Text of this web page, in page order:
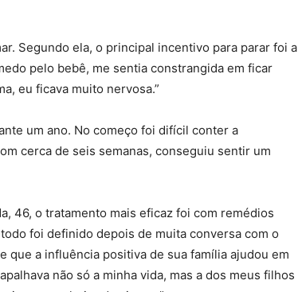
Segundo ela, o principal incentivo para parar foi a
pelo bebê, me sentia constrangida em ficar
eu ficava muito nervosa.”
um ano. No começo foi difícil conter a
cerca de seis semanas, conseguiu sentir um
46, o tratamento mais eficaz foi com remédios
foi definido depois de muita conversa com o
que a influência positiva de sua família ajudou em
não só a minha vida, mas a dos meus filhos